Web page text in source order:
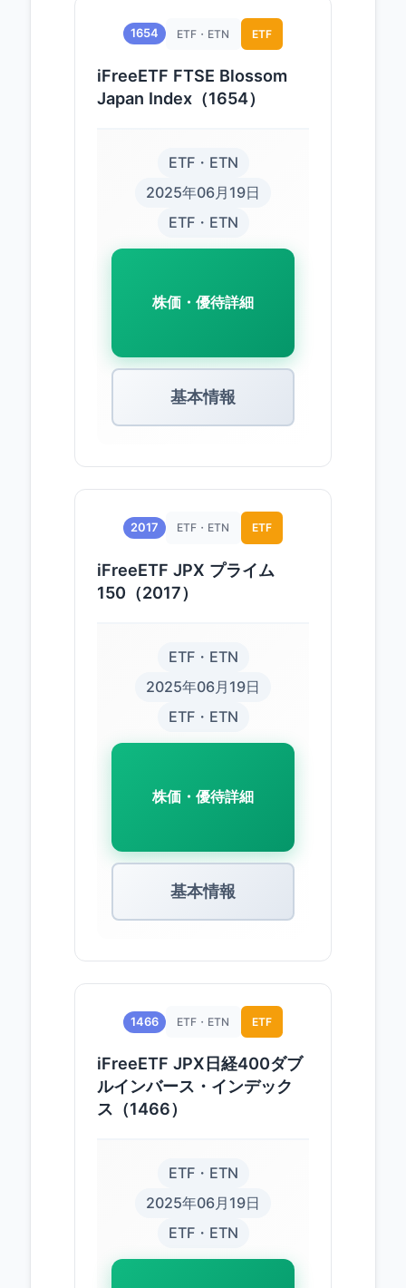
1654 ETF・ETN ETF
iFreeETF FTSE Blossom
Japan Index（1654）
ETF・ETN
2025年06月19日
ETF・ETN
株価・優待詳細
基本情報
2017 ETF・ETN ETF
iFreeETF JPX プライム
150（2017）
ETF・ETN
2025年06月19日
ETF・ETN
株価・優待詳細
基本情報
1466 ETF・ETN ETF
iFreeETF JPX日経400ダブ
ルインバース・インデック
ス（1466）
ETF・ETN
2025年06月19日
ETF・ETN